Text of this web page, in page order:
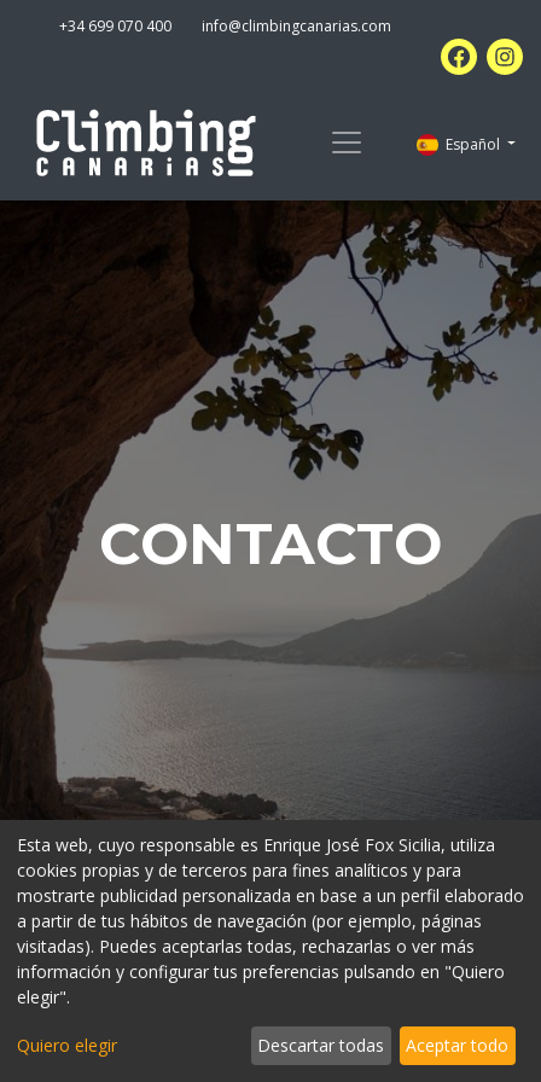
+34 699 070 400 info@climbingcanarias.com
Español
CONTACTO
Teléfono
+34 699 070 400
Esta web, cuyo responsable es Enrique José Fox Sicilia, utiliza
cookies propias y de terceros para fines analíticos y para
mostrarte publicidad personalizada en base a un perfil elaborado
a partir de tus hábitos de navegación (por ejemplo, páginas
visitadas). Puedes aceptarlas todas, rechazarlas o ver más
información y configurar tus preferencias pulsando en "Quiero
elegir".
Quiero elegir Descartar todas Aceptar todo